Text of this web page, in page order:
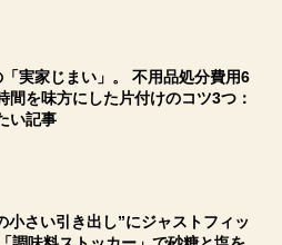
実家じまい」。 不用品処分費用6
間を味方にした片付けのコツ3つ：
い記事
小さい引き出し”にジャストフィッ